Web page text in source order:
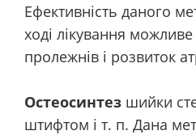
Ефективність даного
ході лікування
пролежнів і розвиток
Остеосинтез шийки
штифтом і т. п. Дана